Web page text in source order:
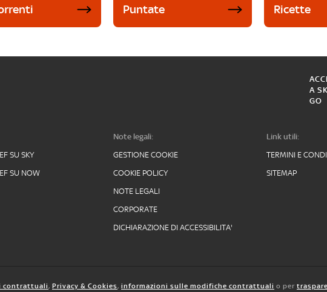
Puntate Ricette
A
GO
SU SKY
SU NOW
Note legali:
GESTIONE COOKIE
COOKIE POLICY
NOTE LEGALI
CORPORATE
DICHIARAZIONE DI ACCESSIBILITA'
Link utili:
TERMINI E
SITEMAP
contrattuali, Privacy & Cookies, informazioni sulle modifiche contrattuali o per